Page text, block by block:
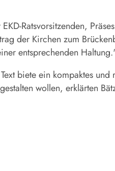
Ratsvorsitzenden,
der Kirchen zum
entsprechenden
biete ein kompaktes
wollen, erklärten